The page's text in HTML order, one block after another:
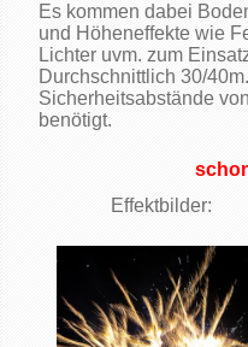
Es kommen dabei
und Höheneffekte wie
Lichter uvm. zum
Durchschnittlich 30/
Sicherheitsabstände
benötigt.
Effektbilder: